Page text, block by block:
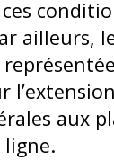
ailleurs,
aux